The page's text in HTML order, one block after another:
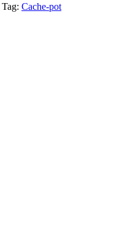
Tag: Cache-pot